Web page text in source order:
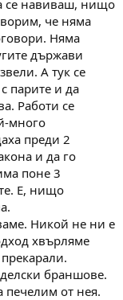
се навиваш, нищо
че няма
Няма
държави
А тук се
парите и да
Работи се
много
преди 2
и да го
поне 3
Е, нищо
Никой не ни е
хвърляме
браншове.
печелим от нея.